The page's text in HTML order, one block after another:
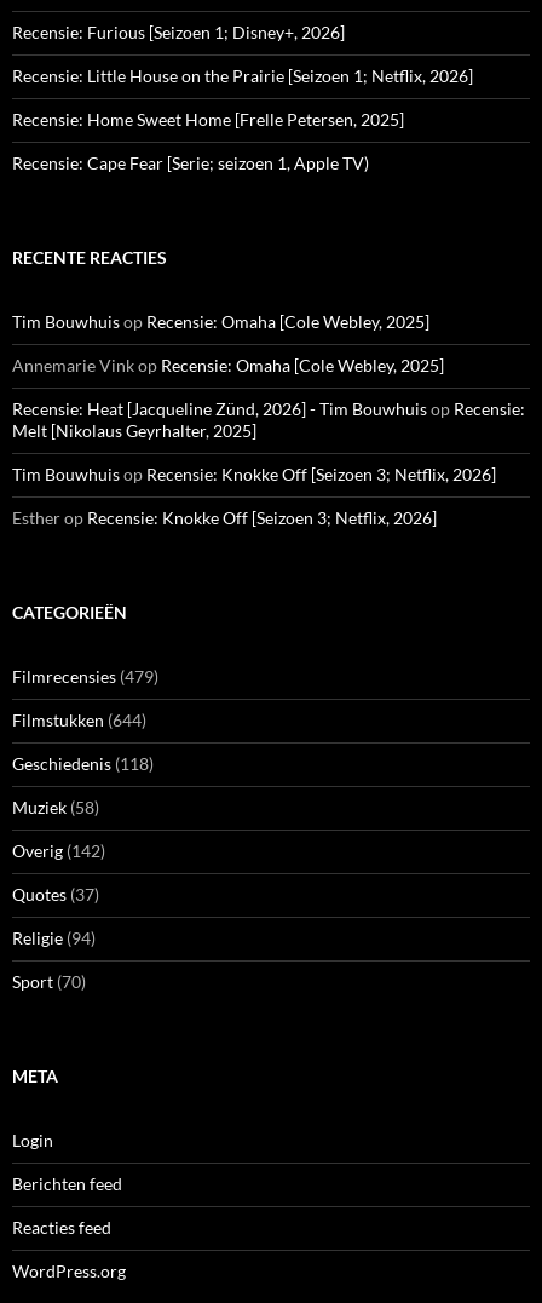
Recensie: Furious [Seizoen 1; Disney+, 2026]
Recensie: Little House on the Prairie [Seizoen 1; Netflix, 2026]
Recensie: Home Sweet Home [Frelle Petersen, 2025]
Recensie: Cape Fear [Serie; seizoen 1, Apple TV)
RECENTE REACTIES
Tim Bouwhuisop Recensie: Omaha [Cole Webley, 2025]
Annemarie Vinkop Recensie: Omaha [Cole Webley, 2025]
Recensie: Heat [Jacqueline Zünd, 2026] - Tim Bouwhuisop Recensie:
Melt [Nikolaus Geyrhalter, 2025]
Tim Bouwhuisop Recensie: Knokke Off [Seizoen 3; Netflix, 2026]
Estherop Recensie: Knokke Off [Seizoen 3; Netflix, 2026]
CATEGORIEËN
Filmrecensies (479)
Filmstukken (644)
Geschiedenis (118)
Muziek (58)
Overig (142)
Quotes (37)
Religie (94)
Sport (70)
META
Login
Berichten feed
Reacties feed
WordPress.org